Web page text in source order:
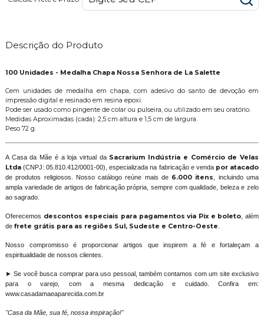
Descrição do Produto
100 Unidades - Medalha Chapa Nossa Senhora de La Salette
Cem unidades de medalha em chapa, com adesivo do santo de devoção em
impressão digital e resinado em resina epoxi.
Pode ser usado como pingente de colar ou pulseira, ou utilizado em seu oratório.
Medidas Aproximadas (cada): 2,5 cm altura e 1,5 cm de largura.
Peso 72 g.
A Casa da Mãe é a loja virtual daSacrarium Indústria e Comércio de Velas
Ltda(CNPJ: 05.810.412/0001-00), especializada na fabricação e venda por atacado
de produtos religiosos. Nosso catálogo reúne mais de 6.000 itens
, incluindo uma
ampla variedade de artigos de fabricação própria, sempre com qualidade, beleza e zelo
ao sagrado.
Oferecemos descontos especiais para pagamentos via Pix e boleto , além
de frete grátis para as regiões Sul, Sudeste e Centro-Oeste
Nosso compromisso é proporcionar artigos que inspirem a fé e fortaleçam a
espiritualidade de nossos clientes.
► Se você busca comprar para uso pessoal, também contamos com um site exclusivo
para o varejo, com a mesma dedicação e cuidado. Confira em:
www.casadamaeaparecida.com.br
"Casa da Mãe, sua fé, nossa inspiração!"